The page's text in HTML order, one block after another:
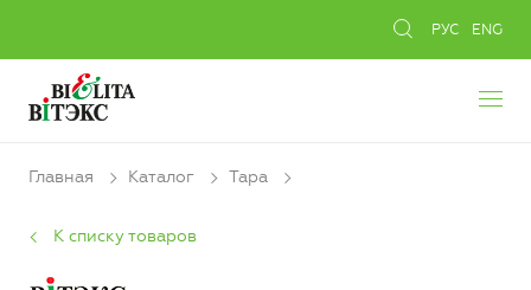
РУС ENG
Главная Каталог Тара
К списку товаров